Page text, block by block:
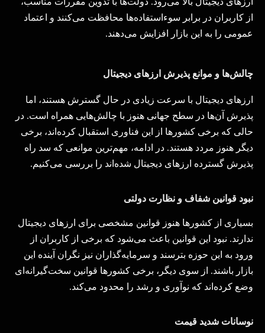
از کاربران در برابر سوءاستفاده‌ها محافظت می‌کنند و اعتماد
عمومی را به این بازار افزایش می‌دهند.
چالش‌ها و موانع پذیرش ارزهای دیجیتال
ارزهای دیجیتال با سرعت زیادی در حال گسترش هستند، اما
پذیرش آن‌ها در سطح جهانی هنوز با چالش‌هایی همراه است. در
حالی که برخی کشورها از این فناوری استقبال کرده‌اند، برخی
دیگر هنوز مردد هستند. در ادامه، مهم‌ترین موانعی که سد راه
پذیرش گسترده ارزهای دیجیتال شده‌اند را بررسی می‌کنیم.
نبود قوانین شفاف و نظارت دولتی
بسیاری از کشورها هنوز قوانین مشخصی برای ارزهای دیجیتال
ندارند. نبود این قوانین باعث می‌شود که برخی از کاربران از
ورود به این حوزه بترسند و سرمایه‌گذاران نیز نگران آینده این
بازار باشند. از سوی دیگر، برخی کشورها قوانین سخت‌گیرانه‌ای
وضع کرده‌اند که نوآوری و رشد را محدود می‌کند.
نوسانات شدید قیمت